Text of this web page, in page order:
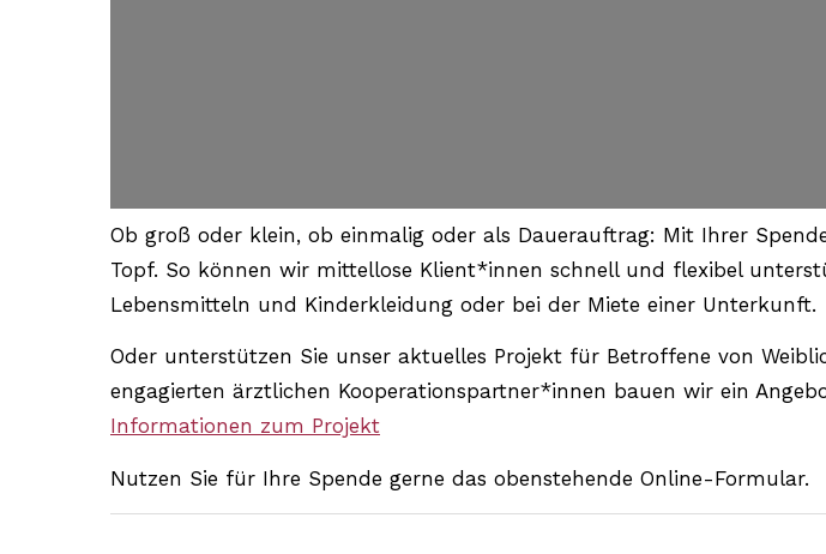
Ob groß oder klein, ob einmalig oder als Dauerauftrag: Mit Ihrer
Topf. So können wir mittellose Klient*innen schnell und flexibel
Lebensmitteln und Kinderkleidung oder bei der Miete einer Unterkunft.
Oder unterstützen Sie unser aktuelles Projekt für Betroffene von
engagierten ärztlichen Kooperationspartner*innen bauen wir ein
Informationen zum Projekt
Nutzen Sie für Ihre Spende gerne das obenstehende Online-Formular.